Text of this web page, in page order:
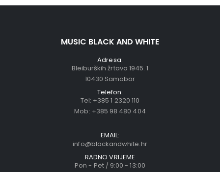
MUSIC BLACK AND WHITE
Adresa:
Bleiburških žrtava 1945. 1
10430 Samobor
Telefon:
Tel: +385 1 2320 110
Mob: +385 98 480 404
EMAIL:
info@blackandwhite.hr
RADNO VRIJEME
Pon - Pet / 9:00 - 13:00